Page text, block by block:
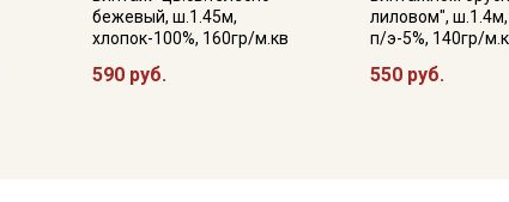
бежевый, ш.1.45м,
хлопок-100%, 160гр/м.кв
590 руб.
лиловом", ш.1.4м,
п/э-5%, 140гр/
550 руб.